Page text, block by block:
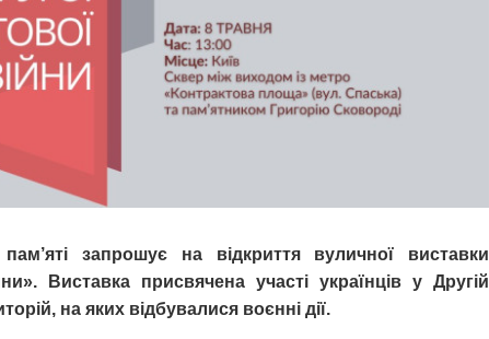
пам’яті запрошує на відкриття вуличної виставки
Виставка присвячена участі українців у Другій
на яких відбувалися воєнні дії.